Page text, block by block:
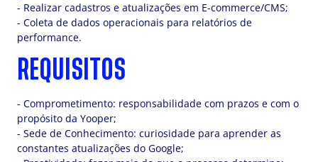
- Realizar cadastros e atualizações em E-commerce/CMS;
- Coleta de dados operacionais para relatórios de
performance.
REQUISITOS
- Comprometimento: responsabilidade com prazos e com o
propósito da Yooper;
- Sede de Conhecimento: curiosidade para aprender as
constantes atualizações do Google;